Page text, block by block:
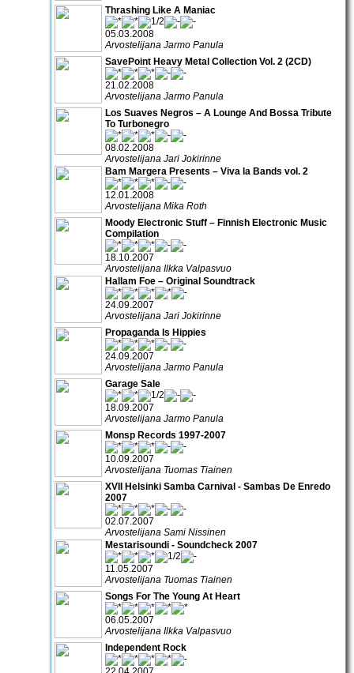
Thrashing Like A Maniac
05.03.2008
Arvostelijana Jarmo Panula
SavePoint Heavy Metal Collection Vol. 2 (2CD)
21.02.2008
Arvostelijana Jarmo Panula
Los Suaves Negros – A Lounge And Bossa Tribute
To Turbonegro
08.02.2008
Arvostelijana Jari Jokirinne
Bam Margera Presents – Viva la Bands vol. 2
12.01.2008
Arvostelijana Mika Roth
Moody Electronic Stuff – Finnish Electronic Music
Compilation
18.10.2007
Arvostelijana Ilkka Valpasvuo
Hallam Foe – Original Soundtrack
24.09.2007
Arvostelijana Jari Jokirinne
Propaganda Is Hippies
24.09.2007
Arvostelijana Jarmo Panula
Garage Sale
18.09.2007
Arvostelijana Jarmo Panula
Monsp Records 1997-2007
10.09.2007
Arvostelijana Tuomas Tiainen
XVII Helsinki Samba Carnival - Sambas De Enredo
2007
02.07.2007
Arvostelijana Sami Nissinen
Mestarisoundi - Soundcheck 2007
11.05.2007
Arvostelijana Tuomas Tiainen
Songs For The Young At Heart
06.05.2007
Arvostelijana Ilkka Valpasvuo
Independent Rock